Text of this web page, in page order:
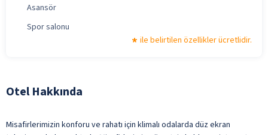
Asansör
Spor salonu
ile belirtilen özellikler ücretlidir.
Otel Hakkında
Misafirlerimizin konforu ve rahatı için klimalı odalarda düz ekran